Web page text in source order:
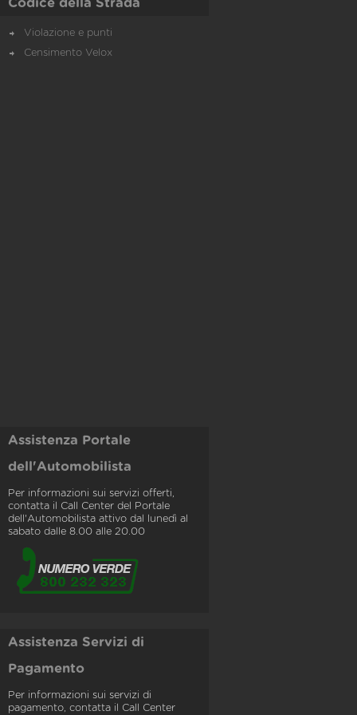
Codice della Strada
Violazione e punti
Censimento Velox
Assistenza Portale
dell'Automobilista
Per informazioni sui servizi offerti,
contatta il Call Center del Portale
dell'Automobilista attivo dal lunedì al
sabato dalle 8.00 alle 20.00
Assistenza Servizi di
Pagamento
Per informazioni sui servizi di
pagamento, contatta il Call Center